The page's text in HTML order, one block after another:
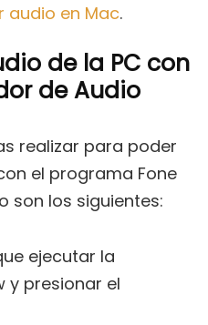
audio en Mac.
de la PC con
de Audio
realizar para poder
el programa Fone
son los siguientes:
ejecutar la
y presionar el